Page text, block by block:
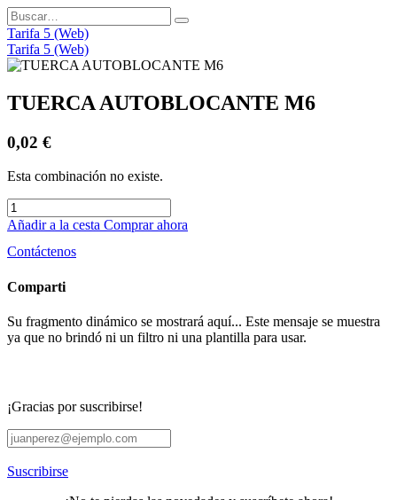
Tarifa 5 (Web)
Tarifa 5 (Web)
TUERCA AUTOBLOCANTE M6
0,02 €
Esta combinación no existe.
Añadir a la cesta Comprar ahora
Contáctenos
Comparti
Su fragmento dinámico se mostrará aquí... Este mensaje se muestra
ya que no brindó ni un filtro ni una plantilla para usar.
¡Gracias por suscribirse!
Suscribirse